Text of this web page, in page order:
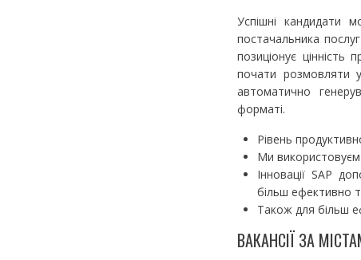
Успішні кандидати
постачальника
позиціонує цінність
почати розмовляти
автоматично
форматі.
Рівень
Ми
Інновації SAP
більш ефективно
Також для більш
ВАКАНСІЇ ЗА